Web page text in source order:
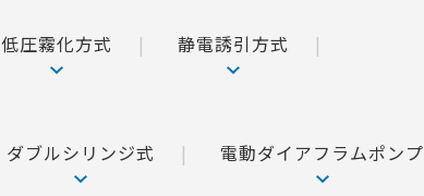
低圧霧化方式 静電誘引方式
ダブルシリンジ式 電動ダイアフラムポンプ